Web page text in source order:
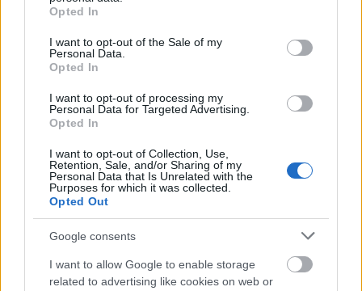
grant or deny consent to Google and its third-party tags to
use your data for below specified purposes in below Google
consent section.
Opted In
I want to opt-out of the Sale of my
Personal Data.
Opted In
I want to opt-out of processing my
Personal Data for Targeted Advertising.
Opted In
I want to opt-out of Collection, Use,
Retention, Sale, and/or Sharing of my
Personal Data that Is Unrelated with the
Purposes for which it was collected.
Opted Out
Google consents
I want to allow Google to enable storage
related to advertising like cookies on web or
Ολυμπιακός, Γουόκαπ: Δεν υπάρχει οπισθοχώρηση
ευρώ!